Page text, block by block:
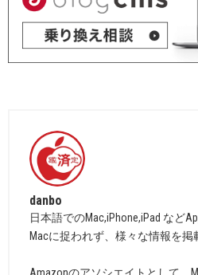
danbo
日本語でのMac,iPhone,iPad など
Macに捉われず、様々な情報を掲